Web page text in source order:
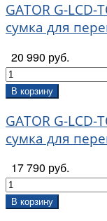
GATOR G-
сумка для
20 990 руб.
В корзину
GATOR G-
сумка для
17 790 руб.
В корзину